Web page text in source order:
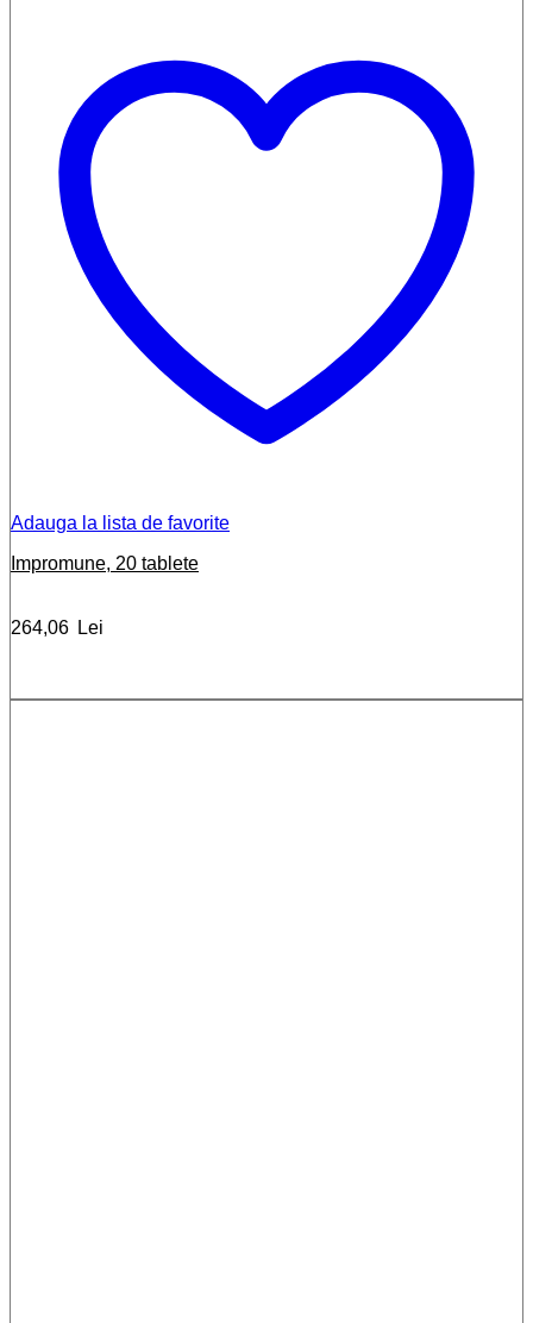
Adauga la lista de favorite
Impromune, 20 tablete
264,06 Lei